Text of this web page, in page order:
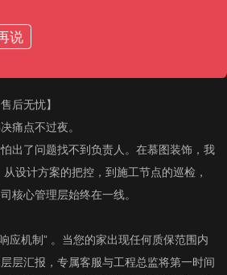
，真正做到 “清清楚楚消费，明明白白装
后无忧】
痛点不过夜。
出了问题找不到负责人。在慕图装饰，我
设计方案的把控，到施工节点的巡检，
核心管理层始终在一线。
应机制” 。当您的家出现任何质保范围内
层汇报，专属客服与工程总监将第一时间
说